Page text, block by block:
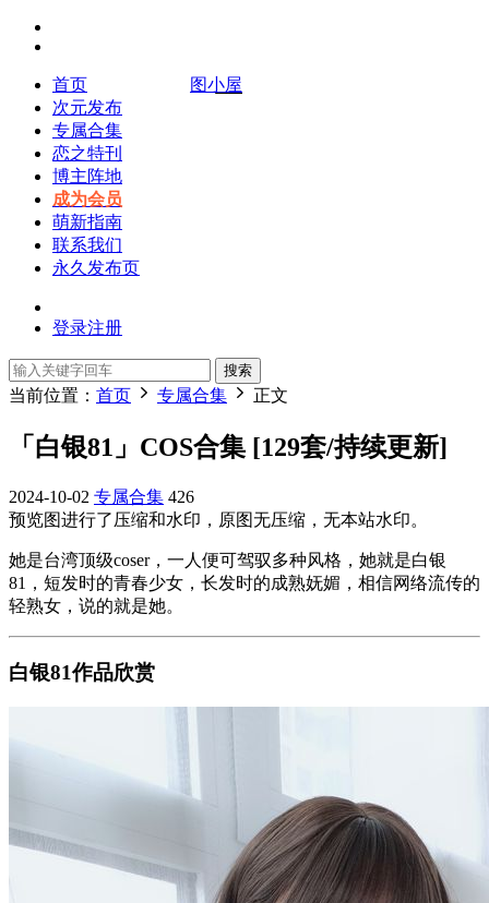
图小屋
首页
次元发布
专属合集
恋之特刊
博主阵地
成为会员
萌新指南
联系我们
永久发布页
登录注册
搜索
当前位置： 首页 专属合集 正文
「白银81」COS合集 [129套/持续更新]
2024-10-02 专属合集 426
预览图进行了压缩和水印，原图无压缩，无本站水印。
她是台湾顶级coser，一人便可驾驭多种风格，她就是白银
81，短发时的青春少女，长发时的成熟妩媚，相信网络流传的
轻熟女，说的就是她。
白银81作品欣赏